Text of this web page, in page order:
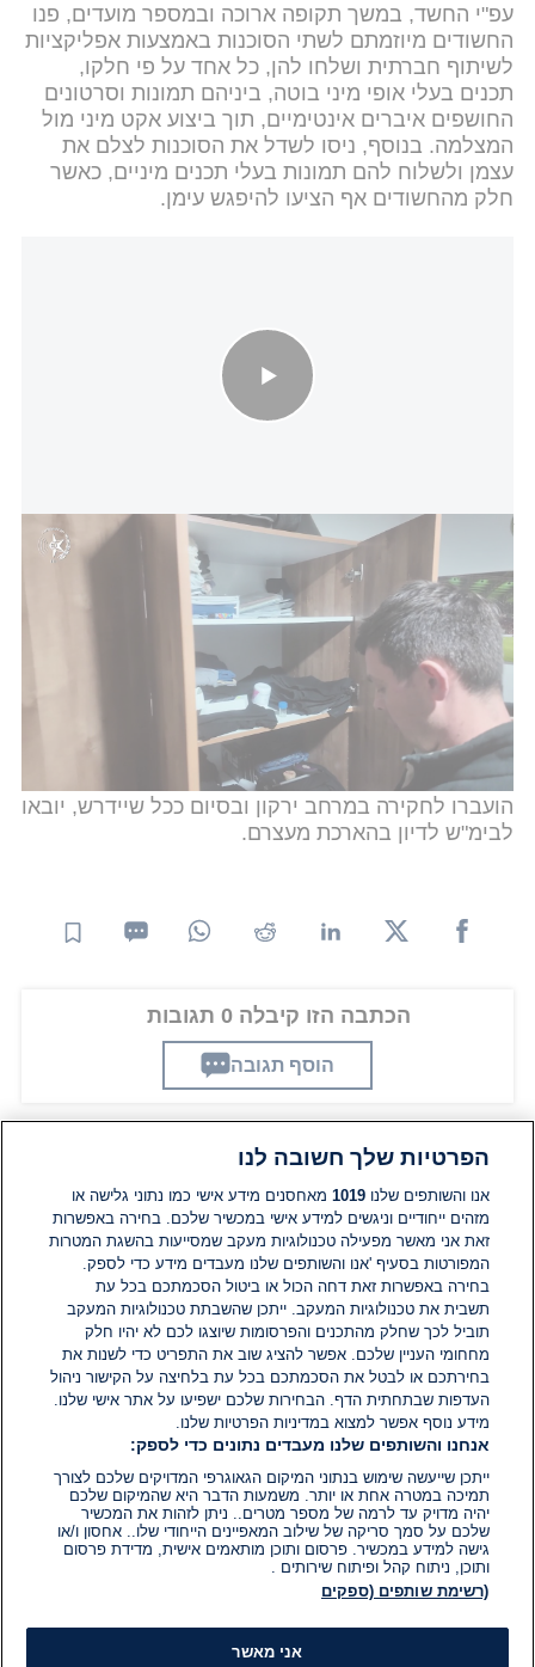
עפ"י החשד, במשך תקופה ארוכה ובמספר מועדים, פנו
החשודים מיוזמתם לשתי הסוכנות באמצעות אפליקציות
לשיתוף חברתית ושלחו להן, כל אחד על פי חלקו,
תכנים בעלי אופי מיני בוטה, ביניהם תמונות וסרטונים
החושפים איברים אינטימיים, תוך ביצוע אקט מיני מול
המצלמה. בנוסף, ניסו לשדל את הסוכנות לצלם את
עצמן ולשלוח להם תמונות בעלי תכנים מיניים, כאשר
חלק מהחשודים אף הציעו להיפגש עימן.
"התאהבתי בילדה": נחשפה רשת פדופיליה ברשתות
דוברות המשטרה
הבוקר, עם המעבר לשלב החקירה הגלויה, פשטו
למעלה מ-200 שוטרים ממחוז ת"א בהובלת תחנת
גלילות שבמרחב ירקון, ביחד עם זרוע מג"ב תל אביב
ובה"ד מג"ב, על בתיהם של 28 חשודים בכל רחבי הארץ
וביצעו חיפושים בבתיהם. במהלך החיפושים נתפסו
ראיות הקושרות את החשודים לביצוע
למגוון עבירות מין ופדופיליה, בתום הפעילות החשודים
הועברו לחקירה במרחב ירקון ובסיום ככל שיידרש, יובאו
לבימ"ש לדיון בהארכת מעצרם.
הכתבה הזו קיבלה 0 תגובות
הוסף תגובה
תגובות
אין עדיין תגובות. היה הראשון להגיב
הוסף תגובה
הפרטיות שלך חשובה לנו
אנו והשותפים שלנו1019 מאחסנים מידע אישי כמו נתוני גלישה או
מזהים ייחודיים וניגשים למידע אישי במכשיר שלכם. בחירה באפשרות
זאת אני מאשר מפעילה טכנולוגיות מעקב שמסייעות בהשגת המטרות
המפורטות בסעיף 'אנו והשותפים שלנו מעבדים מידע כדי לספק.
בחירה באפשרות זאת דחה הכול או ביטול הסכמתכם בכל עת
תשבית את טכנולוגיות המעקב. ייתכן שהשבתת טכנולוגיות המעקב
תוביל לכך שחלק מהתכנים והפרסומות שיוצגו לכם לא יהיו חלק
מחחומי העניין שלכם. אפשר להציג שוב את התפריט כדי לשנות את
בחירתכם או לבטל את הסכמתכם בכל עת בלחיצה על הקישור ניהול
העדפות שבתחתית הדף. הבחירות שלכם ישפיעו על אתר אישי שלנו.
מידע נוסף אפשר למצוא במדיניות הפרטיות שלנו.
אנחנו והשותפים שלנו מעבדים נתונים כדי לספק:
ייתכן שייעשה שימוש בנתוני המיקום הגאוגרפי המדויקים שלכם לצורך
תמיכה במטרה אחת או יותר. משמעות הדבר היא שהמיקום שלכם
יהיה מדויק עד לרמה של מספר מטרים.. ניתן לזהות את המכשיר
שלכם על סמך סריקה של שילוב המאפיינים הייחודי שלו.. אחסון ו/או
גישה למידע במכשיר. פרסום ותוכן מותאמים אישית, מדידת פרסום
ותוכן, ניתוח קהל ופיתוח שירותים .
(רשימת שותפים (ספקים
אני מאשר